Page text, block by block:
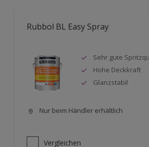
Rubbol BL Easy Spray
Sehr gute
Hohe Deckkraft
Glanzstabil
Nur beim Händler erhältlich
Vergleichen